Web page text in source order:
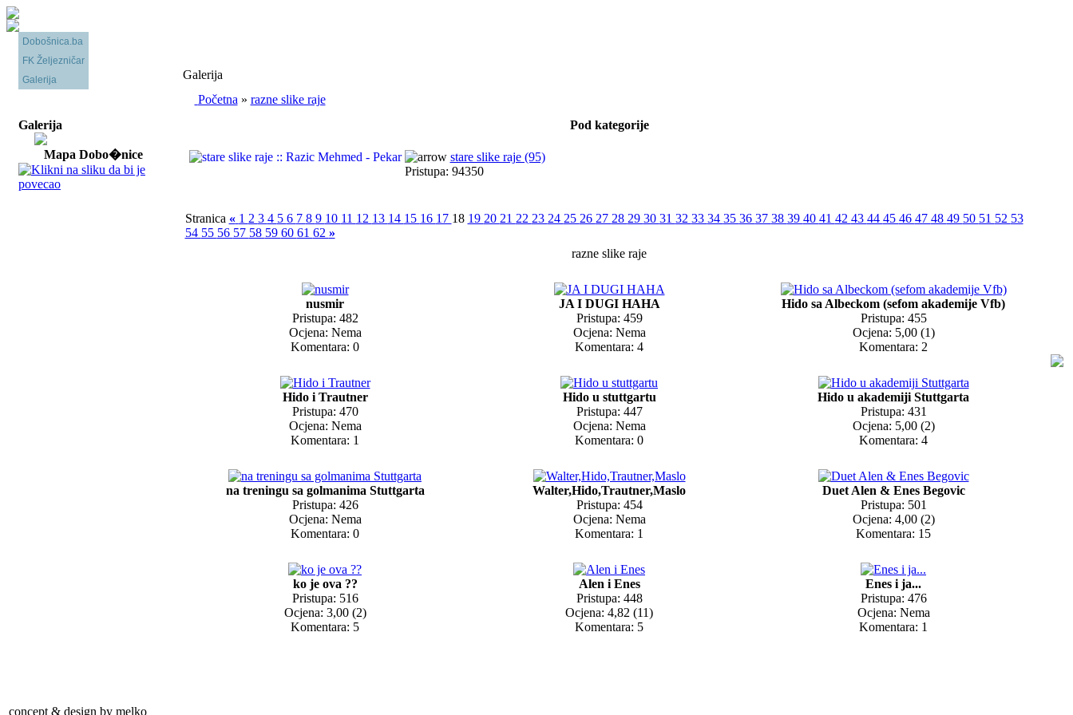
Dobošnica.ba
FK Željezničar
Galerija
Galerija
Mapa Dobo�nice
Galerija
Početna » razne slike raje
Pod kategorije
stare slike raje (95)
Pristupa: 94350
Stranica « 1 2 3 4 5 6 7 8 9 10 11 12 13 14 15 16 17 18 19 20 21 22 23 24 25 26 27 28 29 30 31 32 33 34 35 36 37 38 39 40 41 42 43 44 45 46 47 48 49 50 51 52 53
54 55 56 57 58 59 60 61 62 »
razne slike raje
nusmir
Pristupa: 482
Ocjena: Nema
Komentara: 0
JA I DUGI HAHA
Pristupa: 459
Ocjena: Nema
Komentara: 4
Hido sa Albeckom (sefom akademije Vfb)
Pristupa: 455
Ocjena: 5,00 (1)
Komentara: 2
Hido i Trautner
Pristupa: 470
Ocjena: Nema
Komentara: 1
Hido u stuttgartu
Pristupa: 447
Ocjena: Nema
Komentara: 0
Hido u akademiji Stuttgarta
Pristupa: 431
Ocjena: 5,00 (2)
Komentara: 4
na treningu sa golmanima Stuttgarta
Pristupa: 426
Ocjena: Nema
Komentara: 0
Walter,Hido,Trautner,Maslo
Pristupa: 454
Ocjena: Nema
Komentara: 1
Duet Alen & Enes Begovic
Pristupa: 501
Ocjena: 4,00 (2)
Komentara: 15
ko je ova ??
Pristupa: 516
Ocjena: 3,00 (2)
Komentara: 5
Alen i Enes
Pristupa: 448
Ocjena: 4,82 (11)
Komentara: 5
Enes i ja...
Pristupa: 476
Ocjena: Nema
Komentara: 1
concept & design by melko